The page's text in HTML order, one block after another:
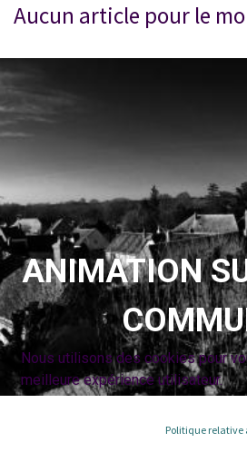
Aucun article pour le
ANIMATION
Nous utilisons des cookies pour
meilleure expérience utilisateur.
Politique relative